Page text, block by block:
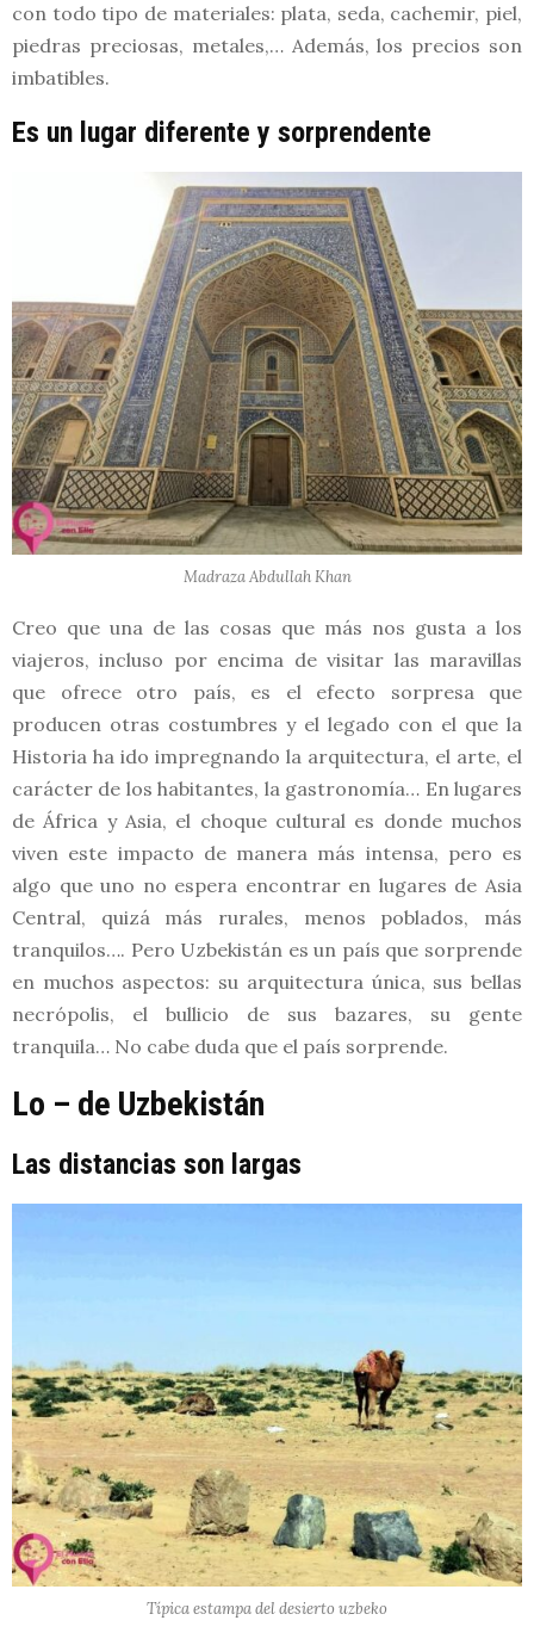
con todo tipo de materiales: plata, seda, cachemir, piel,
piedras preciosas, metales,… Además, los precios son
imbatibles.
Es un lugar diferente y sorprendente
Madraza Abdullah Khan
Creo que una de las cosas que más nos gusta a los
viajeros, incluso por encima de visitar las maravillas
que ofrece otro país, es el efecto sorpresa que
producen otras costumbres y el legado con el que la
Historia ha ido impregnando la arquitectura, el arte, el
carácter de los habitantes, la gastronomía… En lugares
de África y Asia, el choque cultural es donde muchos
viven este impacto de manera más intensa, pero es
algo que uno no espera encontrar en lugares de Asia
Central, quizá más rurales, menos poblados, más
tranquilos…. Pero Uzbekistán es un país que sorprende
en muchos aspectos: su arquitectura única, sus bellas
necrópolis, el bullicio de sus bazares, su gente
tranquila… No cabe duda que el país sorprende.
Lo – de Uzbekistán
Las distancias son largas
Típica estampa del desierto uzbeko